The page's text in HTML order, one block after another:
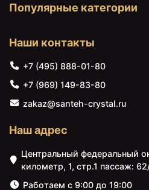
Популярные категории
Наши контакты
+7 (495) 888-01-80
+7 (969) 149-83-80
zakaz@santeh-crystal.ru
Наш адрес
Центральный федеральный
километр, 1, стр.1 пассаж:
Работаем с 9:00 до 19:00